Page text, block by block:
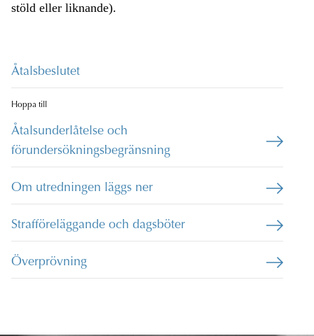
stöld eller liknande).
Åtalsbeslutet
Hoppa till
Åtalsunderlåtelse och
förundersökningsbegränsning
Om utredningen läggs ner
Strafföreläggande och dagsböter
Överprövning